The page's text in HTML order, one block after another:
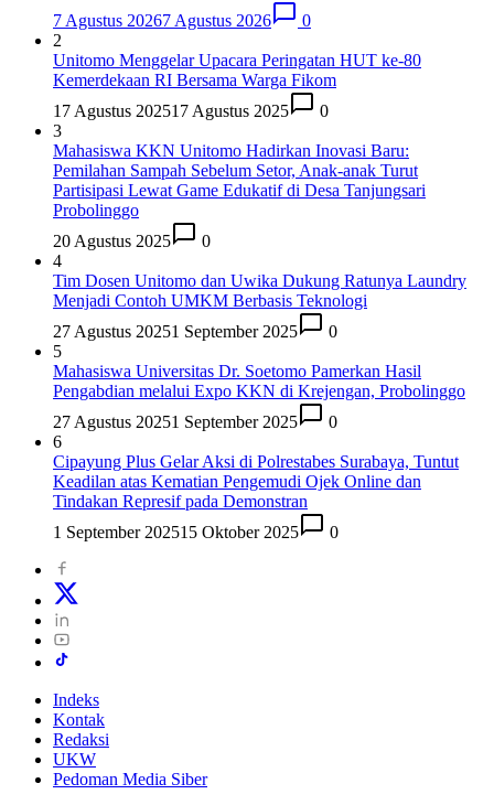
7 Agustus 20267 Agustus 2026
0
2
Unitomo Menggelar Upacara Peringatan HUT ke-80
Kemerdekaan RI Bersama Warga Fikom
17 Agustus 202517 Agustus 2025
0
3
Mahasiswa KKN Unitomo Hadirkan Inovasi Baru:
Pemilahan Sampah Sebelum Setor, Anak-anak Turut
Partisipasi Lewat Game Edukatif di Desa Tanjungsari
Probolinggo
20 Agustus 2025
0
4
Tim Dosen Unitomo dan Uwika Dukung Ratunya Laundry
Menjadi Contoh UMKM Berbasis Teknologi
27 Agustus 20251 September 2025
0
5
Mahasiswa Universitas Dr. Soetomo Pamerkan Hasil
Pengabdian melalui Expo KKN di Krejengan, Probolinggo
27 Agustus 20251 September 2025
0
6
Cipayung Plus Gelar Aksi di Polrestabes Surabaya, Tuntut
Keadilan atas Kematian Pengemudi Ojek Online dan
Tindakan Represif pada Demonstran
1 September 202515 Oktober 2025 0
Indeks
Kontak
Redaksi
UKW
Pedoman Media Siber